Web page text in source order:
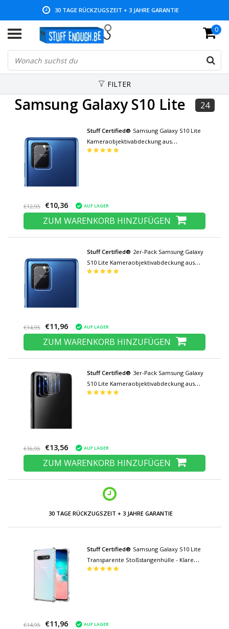
30 TAGE RÜCKZUGSZEIT + 3 JAHRE GARANTIE
NIEDRIGE PREISE UND GROSSE AUSWAHL 0
FILTER
Samsung Galaxy S10 Lite 24
Stuff Certified® Samsung Galaxy S10 Lite
Kameraobjektivabdeckung aus
gehärtetem Glas - stoßfester
€12,95 €10,36 AUF LAGER
ZUM WARENKORB HINZUFÜGEN
Stuff Certified® 2er-Pack Samsung Galaxy
S10 Lite Kameraobjektivabdeckung aus
gehärtetem Glas - stoßfester
€14,95 €11,96 AUF LAGER
ZUM WARENKORB HINZUFÜGEN
Stuff Certified® 3er-Pack Samsung Galaxy
S10 Lite Kameraobjektivabdeckung aus
gehärtetem Glas - stoßfester
€16,95 €13,56 AUF LAGER
ZUM WARENKORB HINZUFÜGEN
Stuff Certified® Samsung Galaxy S10 Lite
Transparente Stoßstangenhülle - Klare
Hülle Silikon TPU Anti-Shock
€14,95 €11,96 AUF LAGER